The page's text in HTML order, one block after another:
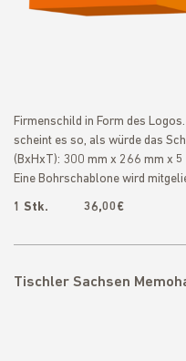
Firmenschild in Form des
scheint es so, als würde das
(BxHxT): 300 mm x 266 mm x 5
Eine Bohrschablone wird
1 Stk. 36,00€
Tischler Sachsen